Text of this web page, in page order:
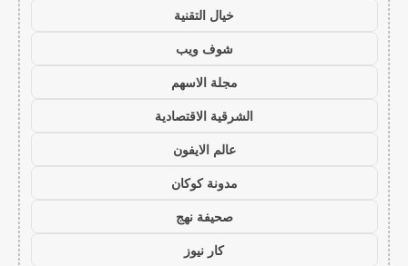
خيال التقنية
شوف ويب
مجلة الاسهم
الشرقية الاقتصادية
عالم الايفون
مدونة كوكان
صحيفة نهج
كار نيوز